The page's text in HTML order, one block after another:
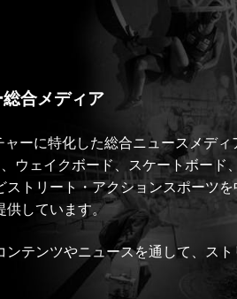
合メディア
ーに特化した総合ニュースメディ
ウェイクボード、スケートボード
トリート・アクションスポーツ
供しています。
テンツやニュースを通して、ス